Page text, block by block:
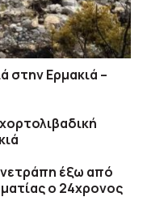
στην Ερμακιά –
έξω από
ο 24χρονος